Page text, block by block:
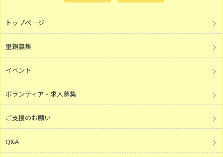
トップページ
里親募集
イベント
ボランティア・求人募集
ご支援のお願い
Q&A